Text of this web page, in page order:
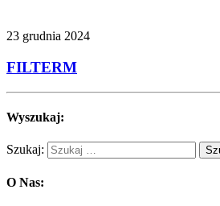
23 grudnia 2024
FILTERM
Wyszukaj:
Szukaj:
O Nas: